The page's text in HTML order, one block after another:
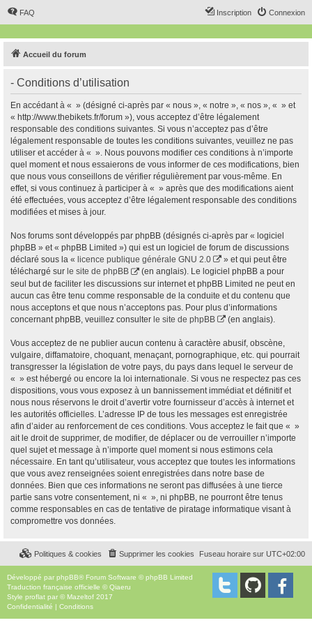
FAQ Connexion
Inscription
Accueil du forum
- Conditions d’utilisation
En accédant à « » (désigné ci-après par « nous », « notre », « nos », « » et
« http://www.thebikets.fr/forum »), vous acceptez d’être légalement
responsable des conditions suivantes. Si vous n’acceptez pas d’être
légalement responsable de toutes les conditions suivantes, veuillez ne pas
utiliser et accéder à « ». Nous pouvons modifier ces conditions à n’importe
quel moment et nous essaierons de vous informer de ces modifications, bien
que nous vous conseillons de vérifier régulièrement par vous-même. En
effet, si vous continuez à participer à « » après que des modifications aient
été effectuées, vous acceptez d’être légalement responsable des conditions
modifiées et mises à jour.
Nos forums sont développés par phpBB (désignés ci-après par « logiciel
phpBB » et « phpBB Limited ») qui est un logiciel de forum de discussions
déclaré sous la « licence publique générale GNU 2.0
» et qui peut être
téléchargé sur le site de phpBB
(en anglais). Le logiciel phpBB a pour
seul but de faciliter les discussions sur internet et phpBB Limited ne peut en
aucun cas être tenu comme responsable de la conduite et du contenu que
nous acceptons et que nous n’acceptons pas. Pour plus d’informations
concernant phpBB, veuillez consulter le site de phpBB (en anglais).
Vous acceptez de ne publier aucun contenu à caractère abusif, obscène,
vulgaire, diffamatoire, choquant, menaçant, pornographique, etc. qui pourrait
transgresser la législation de votre pays, du pays dans lequel le serveur de
« » est hébergé ou encore la loi internationale. Si vous ne respectez pas ces
dispositions, vous vous exposez à un bannissement immédiat et définitif et
nous nous réservons le droit d’avertir votre fournisseur d’accès à internet et
les autorités officielles. L’adresse IP de tous les messages est enregistrée
afin d’aider au renforcement de ces conditions. Vous acceptez le fait que « »
ait le droit de supprimer, de modifier, de déplacer ou de verrouiller n’importe
quel sujet et message à n’importe quel moment si nous estimons cela
nécessaire. En tant qu’utilisateur, vous acceptez que toutes les informations
que vous avez renseignées soient enregistrées dans notre base de
données. Bien que ces informations ne seront pas diffusées à une tierce
partie sans votre consentement, ni « », ni phpBB, ne pourront être tenus
comme responsables en cas de tentative de piratage informatique visant à
compromettre vos données.
Fuseau horaire sur UTC+02:00
Supprimer les cookies
Politiques & cookies
Développé par phpBB® Forum Software © phpBB Limited
Traduction française officielle ©Qiaeru
Style proflat par © Mazeltof 2017
Confidentialité | Conditions